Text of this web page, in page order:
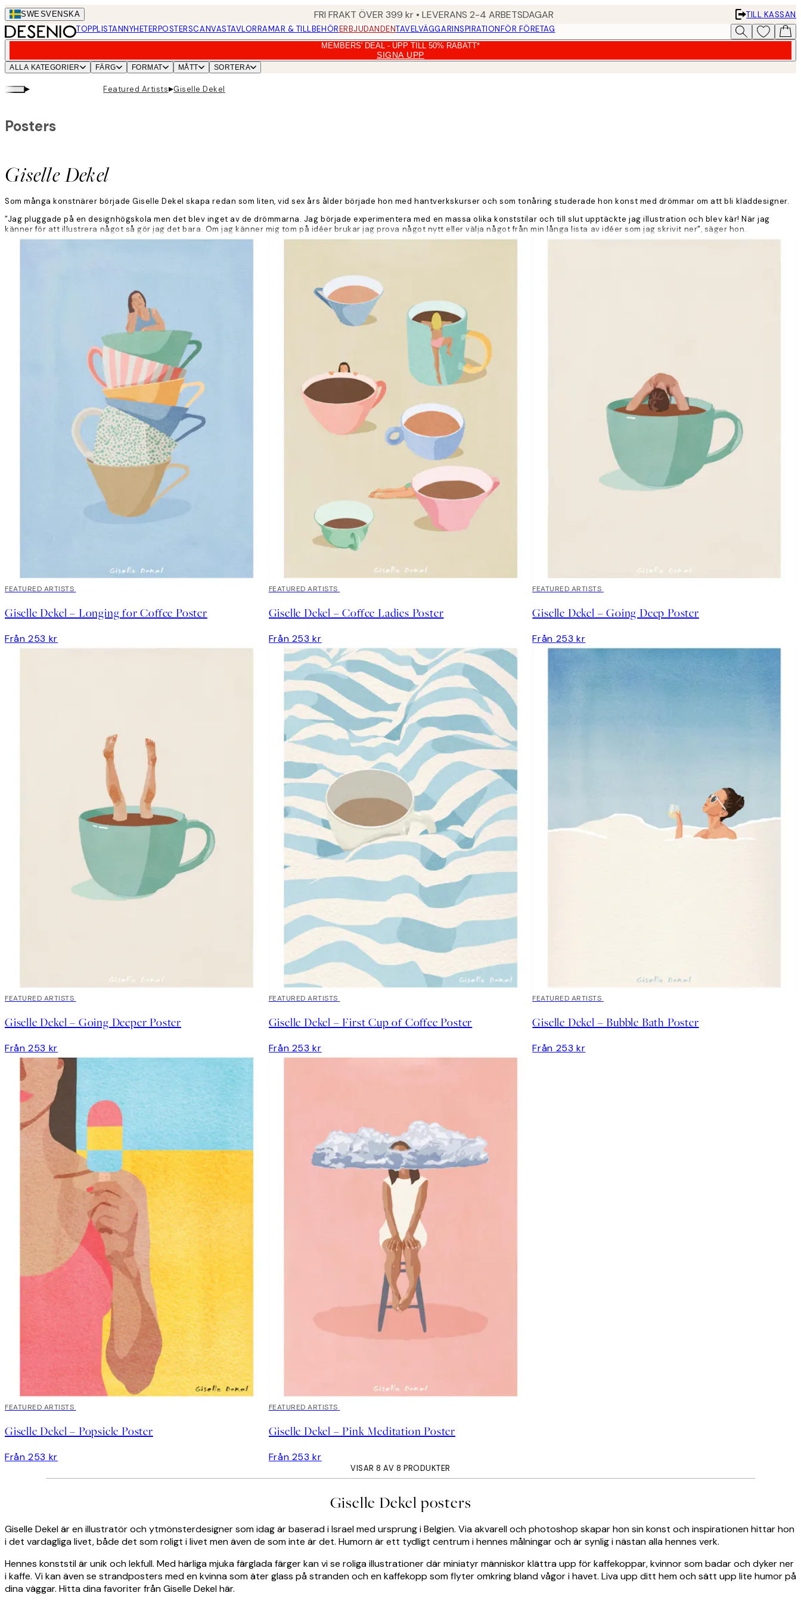
Skip
to
main
SWESVENSKA FRI FRAKT ÖVER 399 kr • LEVERANS 2-4 ARBETSDAGAR
TILL KASSAN
TOPPLISTANNYHETERPOSTERSCANVASTAVLORRAMAR & TILLBEHÖRERBJUDANDENTAVELVÄGGARINSPIRATIONFÖR FÖRETAG
MEMBERS' DEAL - UPP TILL 50% RABATT*
SIGNA UPP
ALLA KATEGORIER FÄRG FORMAT MÅTT SORTERA
▸ Featured Artists▸Giselle Dekel
Giselle Dekel
Posters
Som många konstnärer började Giselle Dekel skapa redan som liten, vid sex års ålder började hon med hantverkskurser och som tonåring studerade hon konst med drömmar om att bli kläddesigner.
”Jag pluggade på en designhögskola men det blev inget av de drömmarna. Jag började experimentera med en massa olika konststilar och till slut upptäckte jag illustration och blev kär! När jag
känner för att illustrera något så gör jag det bara. Om jag känner mig tom på idéer brukar jag prova något nytt eller välja något från min långa lista av idéer som jag skrivit ner”, säger hon.
Läs mer
FEATURED ARTISTS
Giselle Dekel – Longing for Coffee Poster
Från 253 kr
FEATURED ARTISTS
Giselle Dekel – Coffee Ladies Poster
Från 253 kr
FEATURED ARTISTS
Giselle Dekel – Going Deep Poster
Från 253 kr
FEATURED ARTISTS
Giselle Dekel – Going Deeper Poster
Från 253 kr
FEATURED ARTISTS
Giselle Dekel – First Cup of Coffee Poster
Från 253 kr
FEATURED ARTISTS
Giselle Dekel – Bubble Bath Poster
Från 253 kr
FEATURED ARTISTS
Giselle Dekel – Popsicle Poster
Från 253 kr
FEATURED ARTISTS
Giselle Dekel – Pink Meditation Poster
Från 253 kr
VISAR 8 AV 8 PRODUKTER
Giselle Dekel posters
Giselle Dekel är en illustratör och ytmönsterdesigner som idag är baserad i Israel med ursprung i Belgien. Via akvarell och photoshop skapar hon sin konst och inspirationen hittar hon
i det vardagliga livet, både det som roligt i livet men även de som inte är det. Humorn är ett tydligt centrum i hennes målningar och är synlig i nästan alla hennes verk.
Hennes konststil är unik och lekfull. Med härliga mjuka färglada färger kan vi se roliga illustrationer där miniatyr människor klättra upp för kaffekoppar, kvinnor som badar och dyker ner
i kaffe. Vi kan även se strandposters med en kvinna som äter glass på stranden och en kaffekopp som flyter omkring bland vågor i havet. Liva upp ditt hem och sätt upp lite humor på
dina väggar. Hitta dina favoriter från Giselle Dekel här.
Sekretesspolicy